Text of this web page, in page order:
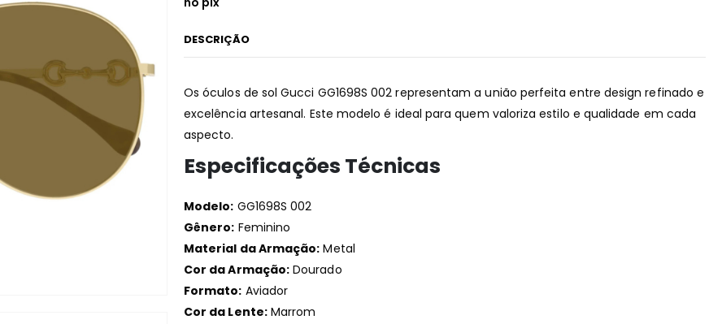
DESCRIÇÃO
Os óculos de sol Gucci GG1698S 002 representam a união perfeita entre design refinado e
excelência artesanal. Este modelo é ideal para quem valoriza estilo e qualidade em cada
aspecto.​
Especificações Técnicas
Modelo: GG1698S 002
Gênero: Feminino
Material da Armação: Metal
Cor da Armação: Dourado
Formato: Aviador
Cor da Lente: Marrom